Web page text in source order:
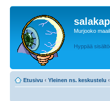
Murjooko
Hyppää
Etusivu ‹ Yleinen ns. keskustelu ‹